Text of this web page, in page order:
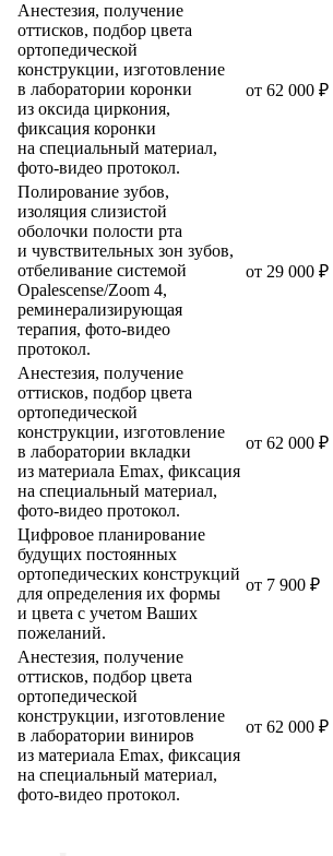
Анестезия, получение
оттисков, подбор цвета
ортопедической
конструкции, изготовление
в лаборатории коронки
из оксида циркония,
фиксация коронки
на специальный материал,
фото-видео протокол.
от 62 000 ₽
Полирование зубов,
изоляция слизистой
оболочки полости рта
и чувствительных зон зубов,
отбеливание системой
Opalescense/Zoom 4,
реминерализирующая
терапия, фото-видео
протокол.
от 29 000 ₽
Анестезия, получение
оттисков, подбор цвета
ортопедической
конструкции, изготовление
в лаборатории вкладки
из материала Emax, фиксация
на cпециальный материал,
фото-видео протокол.
от 62 000 ₽
Цифровое планирование
будущих постоянных
ортопедических конструкций
для определения их формы
и цвета с учетом Ваших
пожеланий.
от 7 900 ₽
Анестезия, получение
оттисков, подбор цвета
ортопедической
конструкции, изготовление
в лаборатории виниров
из материала Emax, фиксация
на cпециальный материал,
фото-видео протокол.
от 62 000 ₽